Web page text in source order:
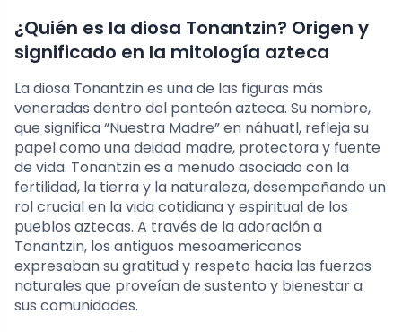
¿Quién es la diosa Tonantzin? Origen y
significado en la mitología azteca
La diosa Tonantzin es una de las figuras más
veneradas dentro del panteón azteca. Su nombre,
que significa “Nuestra Madre” en náhuatl, refleja su
papel como una deidad madre, protectora y fuente
de vida. Tonantzin es a menudo asociado con la
fertilidad, la tierra y la naturaleza, desempeñando un
rol crucial en la vida cotidiana y espiritual de los
pueblos aztecas. A través de la adoración a
Tonantzin, los antiguos mesoamericanos
expresaban su gratitud y respeto hacia las fuerzas
naturales que proveían de sustento y bienestar a
sus comunidades.